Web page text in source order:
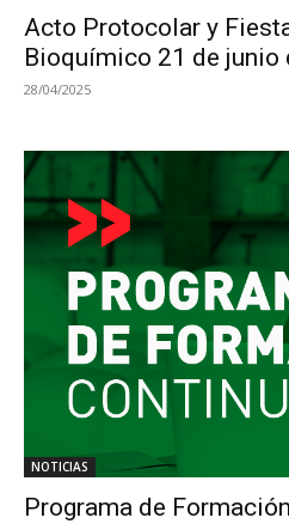
Acto Protocolar y
Bioquímico 21 de junio
28/04/2025
NOTICIAS
Programa de